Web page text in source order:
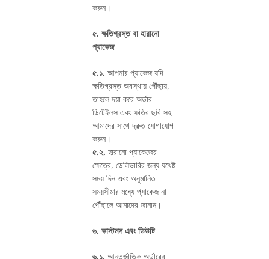
করুন।
৫. ক্ষতিগ্রস্ত বা হারানো
প্যাকেজ
৫.১. আপনার প্যাকেজ যদি
ক্ষতিগ্রস্ত অবস্থায় পৌঁছায়,
তাহলে দয়া করে অর্ডার
ডিটেইলস এবং ক্ষতির ছবি সহ
আমাদের সাথে দ্রুত যোগাযোগ
করুন।
৫.২. হারানো প্যাকেজের
ক্ষেত্রে, ডেলিভারির জন্য যথেষ্ট
সময় দিন এবং অনুমানিত
সময়সীমার মধ্যে প্যাকেজ না
পৌঁছালে আমাদের জানান।
৬. কাস্টমস এবং ডিউটি
৬.১. আন্তর্জাতিক অর্ডারের